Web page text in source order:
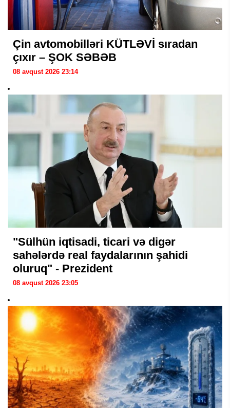
Çin avtomobilləri KÜTLƏVİ sıradan
çıxır – ŞOK SƏBƏB
08 avqust 2026 23:14
"Sülhün iqtisadi, ticari və digər
sahələrdə real faydalarının şahidi
oluruq" - Prezident
08 avqust 2026 23:05